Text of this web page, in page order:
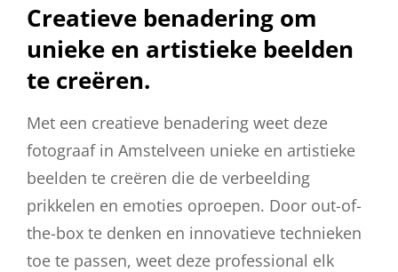
Creatieve benadering om
unieke en artistieke beelden
te creëren.
Met een creatieve benadering weet deze
fotograaf in Amstelveen unieke en artistieke
beelden te creëren die de verbeelding
prikkelen en emoties oproepen. Door out-of-
the-box te denken en innovatieve technieken
toe te passen, weet deze professional elk